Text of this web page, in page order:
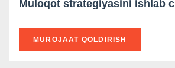
Muloqot strategiyasini ishlab
MUROJAAT QOLDIRISH